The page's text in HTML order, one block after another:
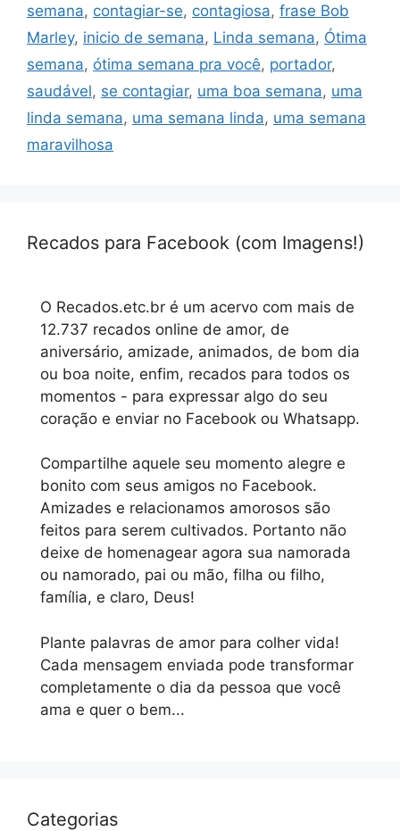
semana, contagiar-se, contagiosa, frase Bob
Marley, inicio de semana, Linda semana, Ótima
semana, ótima semana pra você, portador,
saudável, se contagiar, uma boa semana, uma
linda semana, uma semana linda, uma semana
maravilhosa
Recados para Facebook (com Imagens!)
O Recados.etc.br é um acervo com mais de
12.737 recados online de amor, de
aniversário, amizade, animados, de bom dia
ou boa noite, enfim, recados para todos os
momentos - para expressar algo do seu
coração e enviar no Facebook ou Whatsapp.
Compartilhe aquele seu momento alegre e
bonito com seus amigos no Facebook.
Amizades e relacionamos amorosos são
feitos para serem cultivados. Portanto não
deixe de homenagear agora sua namorada
ou namorado, pai ou mão, filha ou filho,
família, e claro, Deus!
Plante palavras de amor para colher vida!
Cada mensagem enviada pode transformar
completamente o dia da pessoa que você
ama e quer o bem...
Categorias